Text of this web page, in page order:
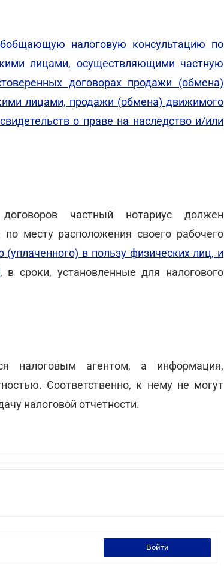
налоговую консультацию по
лицами, осуществляющими частную
договорах продажи (обмена)
лицами, продажи (обмена) движимого
о праве на наследство и/или
частный нотариус должен
месту расположения своего рабочего
в пользу физических лиц, и
, в сроки, установленные для налогового
налоговым агентом, а информация,
Соответственно, к нему не могут
налоговой отчетности.
войти